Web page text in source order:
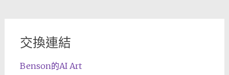
交換連結
Benson的AI Art